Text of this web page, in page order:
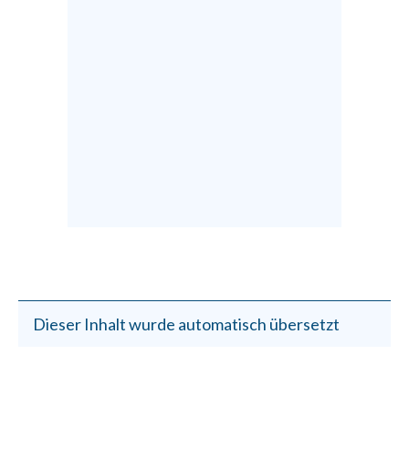
Dieser Inhalt wurde automatisch übersetzt